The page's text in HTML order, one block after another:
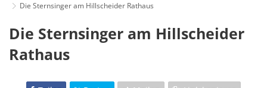
Die Sternsinger am Hillscheider Rathaus
Die Sternsinger am Hillscheider
Rathaus